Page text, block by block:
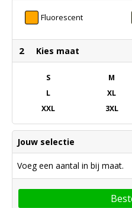
Fluorescent
2 Kies maat
S
M
L
XL
XXL
3XL
Jouw selectie
Voeg een aantal in bij maat.